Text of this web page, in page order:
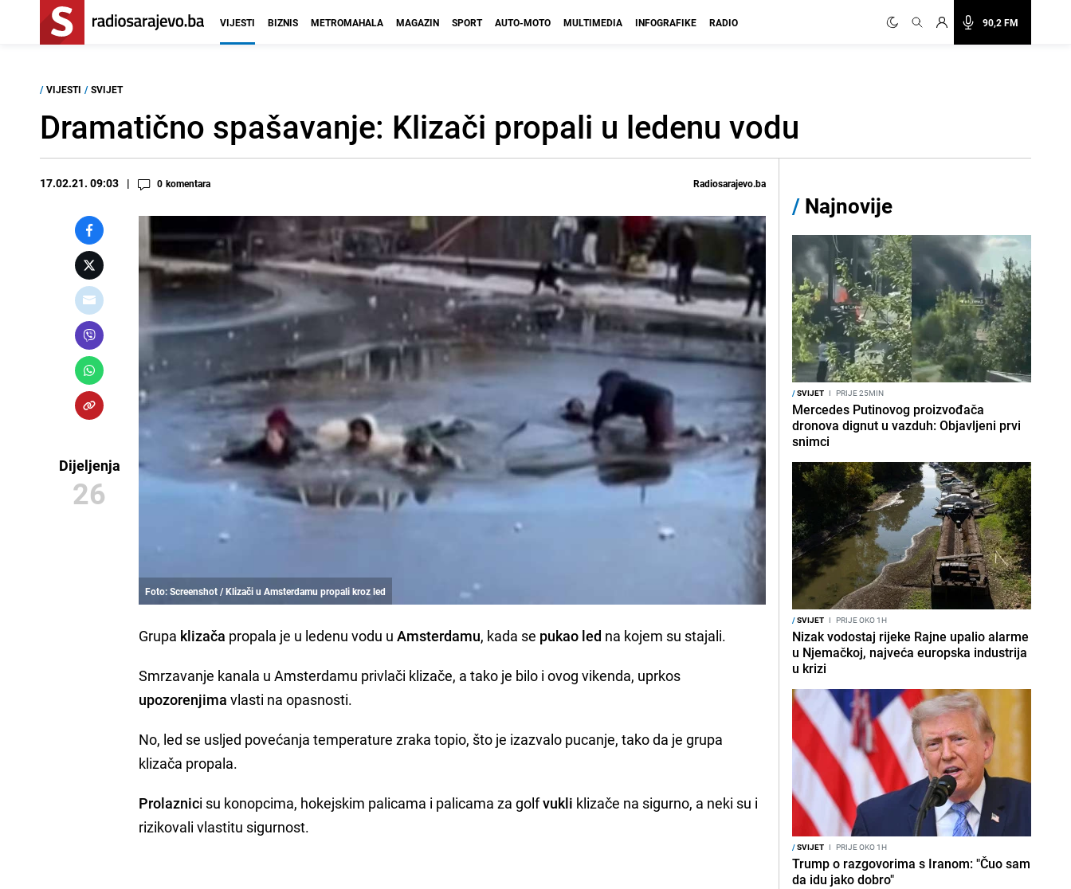
90,2 FM
VIJESTI BIZNIS METROMAHALA MAGAZIN SPORT AUTO-MOTO MULTIMEDIA INFOGRAFIKE RADIO
/ VIJESTI / SVIJET
Dramatično spašavanje: Klizači propali u ledenu vodu
17.02.21. 09:03 0 komentara Radiosarajevo.ba
Dijeljenja
26
Foto: Screenshot / Klizači u Amsterdamu propali kroz led
Grupa klizača propala je u ledenu vodu uAmsterdamu, kada se pukao led na kojem su stajali.
Smrzavanje kanala u Amsterdamu privlači klizače, a tako je bilo i ovog vikenda, uprkos
upozorenjima vlasti na opasnosti.
No, led se usljed povećanja temperature zraka topio, što je izazvalo pucanje, tako da je grupa
klizača propala.
Prolaznici su konopcima, hokejskim palicama i palicama za golfvukli klizače na sigurno, a neki su i
rizikovali vlastitu sigurnost.
/ Najnovije
/SVIJET I PRIJE 25MIN
Mercedes Putinovog proizvođača
dronova dignut u vazduh: Objavljeni prvi
snimci
/SVIJET I PRIJE OKO 1H
Nizak vodostaj rijeke Rajne upalio alarme
u Njemačkoj, najveća europska industrija
u krizi
/SVIJET I PRIJE OKO 1H
Trump o razgovorima s Iranom: "Čuo sam
da idu jako dobro"